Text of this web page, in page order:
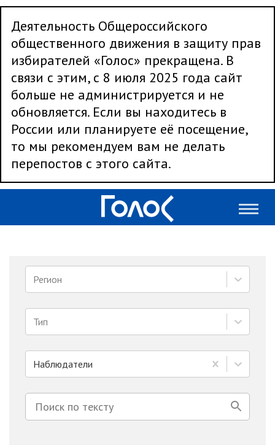
Деятельность Общероссийского
общественного движения в защиту прав
избирателей «Голос» прекращена. В
связи с этим, с 8 июля 2025 года сайт
больше не администрируется и не
обновляется. Если вы находитесь в
России или планируете её посещение,
то мы рекомендуем вам не делать
перепостов с этого сайта.
Регион
Тип
Наблюдатели